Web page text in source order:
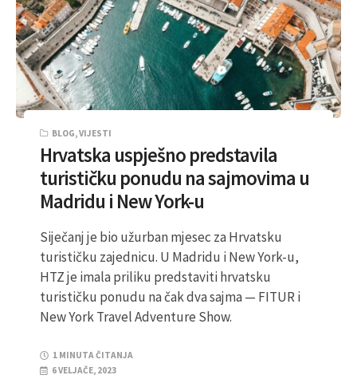
BLOG,VIJESTI
Hrvatska uspješno predstavila
turističku ponudu na sajmovima u
Madridu i New York-u
Siječanj je bio užurban mjesec za Hrvatsku
turističku zajednicu. U Madridu i New York-u,
HTZ je imala priliku predstaviti hrvatsku
turističku ponudu na čak dva sajma — FITUR i
New York Travel Adventure Show.
1 MINUTA ČITANJA
6 VELJAČE, 2023